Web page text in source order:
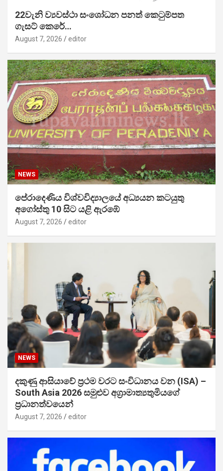
22වැනි ව්‍යවස්ථා සංශෝධන පනත් කෙටුම්පත
ගැසට් කෙරේ…
August 7, 2026 editor
NEWS
පේරාදෙණිය විශ්වවිද්‍යාලයේ අධ්‍යයන කටයුතු
අගෝස්තු 10 සිට යළි ඇරඹේ
August 7, 2026 editor
NEWS
දකුණු ආසියාවේ ප්‍රථම වරට සංවිධානය වන (ISA) –
South Asia 2026 සමුළුව අග්‍රාමාත්‍යතුමියගේ
ප්‍රධානත්වයෙන්
August 7, 2026 editor